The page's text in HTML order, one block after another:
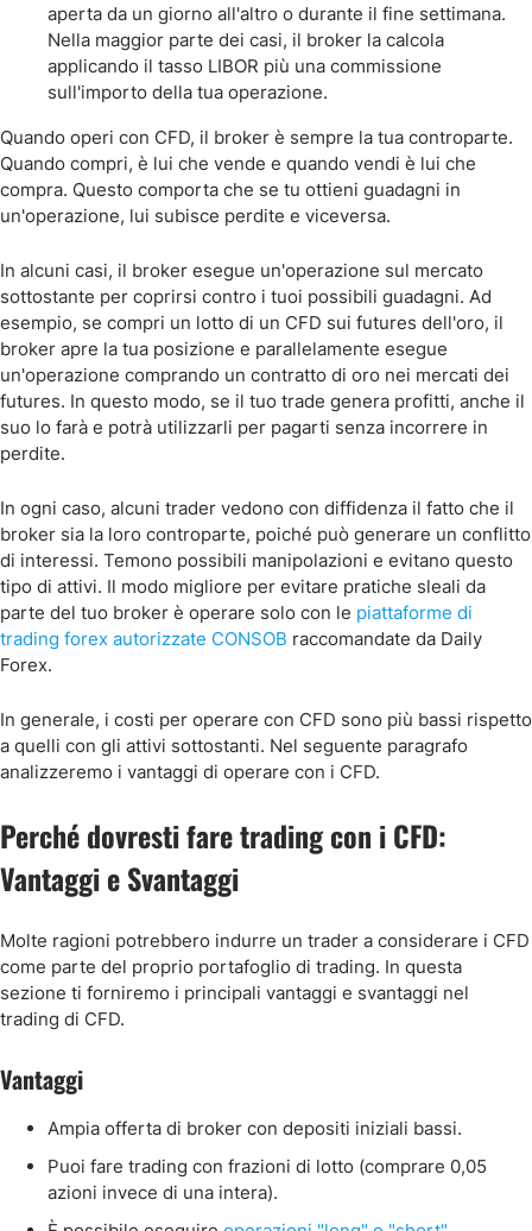
aperta da un giorno all'altro o durante il fine settimana.
Nella maggior parte dei casi, il broker la calcola
applicando il tasso LIBOR più una commissione
sull'importo della tua operazione.
Quando operi con CFD, il broker è sempre la tua controparte.
Quando compri, è lui che vende e quando vendi è lui che
compra. Questo comporta che se tu ottieni guadagni in
un'operazione, lui subisce perdite e viceversa.
In alcuni casi, il broker esegue un'operazione sul mercato
sottostante per coprirsi contro i tuoi possibili guadagni. Ad
esempio, se compri un lotto di un CFD sui futures dell'oro, il
broker apre la tua posizione e parallelamente esegue
un'operazione comprando un contratto di oro nei mercati dei
futures. In questo modo, se il tuo trade genera profitti, anche il
suo lo farà e potrà utilizzarli per pagarti senza incorrere in
perdite.
In ogni caso, alcuni trader vedono con diffidenza il fatto che il
broker sia la loro controparte, poiché può generare un conflitto
di interessi. Temono possibili manipolazioni e evitano questo
tipo di attivi. Il modo migliore per evitare pratiche sleali da
parte del tuo broker è operare solo con le piattaforme di
trading forex autorizzate CONSOB raccomandate da Daily
Forex.
In generale, i costi per operare con CFD sono più bassi rispetto
a quelli con gli attivi sottostanti. Nel seguente paragrafo
analizzeremo i vantaggi di operare con i CFD.
Perché dovresti fare trading con i CFD:
Vantaggi e Svantaggi
Molte ragioni potrebbero indurre un trader a considerare i CFD
come parte del proprio portafoglio di trading. In questa
sezione ti forniremo i principali vantaggi e svantaggi nel
trading di CFD.
Vantaggi
Ampia offerta di broker con depositi iniziali bassi.
Puoi fare trading con frazioni di lotto (comprare 0,05
azioni invece di una intera).